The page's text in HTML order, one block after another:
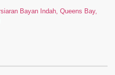
Bayan Indah, Queens Bay,